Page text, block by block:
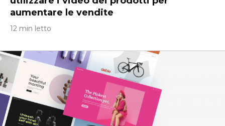
aumentare le vendite
12 min letto